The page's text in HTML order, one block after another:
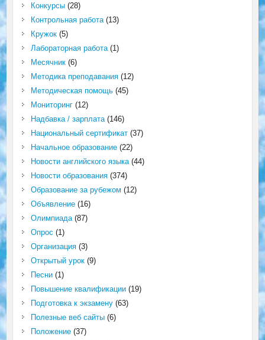
Конкурсы(28)
Контрольная работа(13)
Кружок(5)
Лабораторная работа(1)
Месячник(6)
Методика преподавания(12)
Методическая помощь(45)
Мониторинг(12)
Надбавка / зарплата(146)
Национальный сертификат(37)
Начальное образование(22)
Новости английского языка(44)
Новости образования(374)
Образование за рубежом (12)
Объявление(16)
Олимпиада(87)
Опрос (1)
Организация(3)
Открытый урок(9)
Песни(1)
Повышение квалификации(19)
Подготовка к экзамену(63)
Полезные веб сайты(6)
Положение(37)